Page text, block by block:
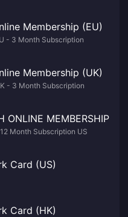
Membership (EU)
- 3 Month Subscription
Membership (UK)
- 3 Month Subscription
ONLINE MEMBERSHIP
Month Subscription US
Card (US)
Card (HK)